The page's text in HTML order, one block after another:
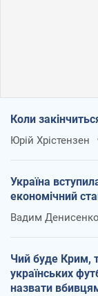
Коли
Юрій Хрістензен
Україна
економічний
Вадим Денисенко
Чий буде Крим,
українських
назвати